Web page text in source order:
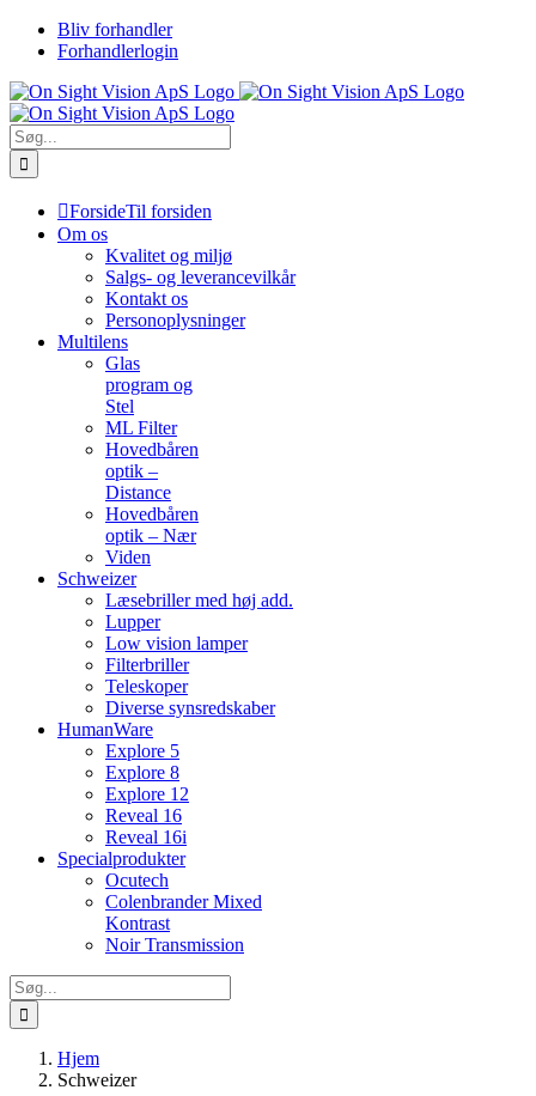
Skip
Bliv forhandler
Forhandlerlogin
Søg
efter:
ForsideTil forsiden
Om os
Kvalitet og miljø
Salgs- og leverancevilkår
Kontakt os
Personoplysninger
Multilens
Glas
program og
Stel
ML Filter
Hovedbåren
optik –
Distance
Hovedbåren
optik – Nær
Viden
Schweizer
Læsebriller med høj add.
Lupper
Low vision lamper
Filterbriller
Teleskoper
Diverse synsredskaber
HumanWare
Explore 5
Explore 8
Explore 12
Reveal 16
Reveal 16i
Specialprodukter
Ocutech
Colenbrander Mixed
Kontrast
Noir Transmission
Søg
efter:
Hjem
Schweizer